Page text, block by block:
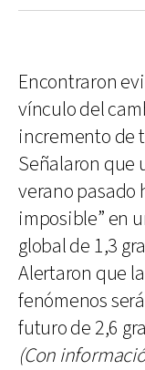
Encontraron
vínculo del
incremento de
Señalaron que
verano pasado
imposible” en
global de 1,3
Alertaron que
fenómenos
futuro de 2,6
(Con